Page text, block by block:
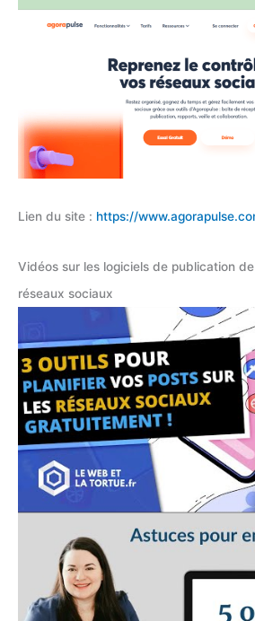
Lien du site : https://
Vidéos sur les logiciels de publication
réseaux sociaux